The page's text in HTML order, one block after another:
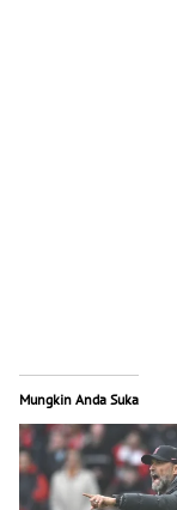
Mungkin Anda Suka